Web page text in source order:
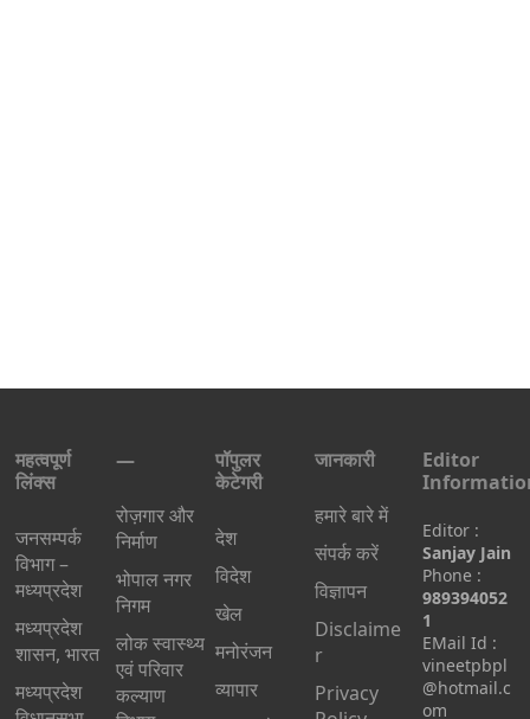
महत्वपूर्ण
लिंक्स
जनसम्पर्क
विभाग –
मध्यप्रदेश
मध्यप्रदेश
शासन, भारत
मध्‍यप्रदेश
—
रोज़गार और
निर्माण
भोपाल नगर
निगम
लोक स्वास्थ्य
एवं परिवार
कल्याण
पॉपुलर
केटेगरी
देश
विदेश
खेल
मनोरंजन
व्यापार
जानकारी
हमारे बारे में
संपर्क करें
विज्ञापन
Disclaime
r
Privacy
Editor
Editor :
Sanjay Jain
Phone :
989394052
1
EMail Id :
vineetpbpl
@hotmail.c
om